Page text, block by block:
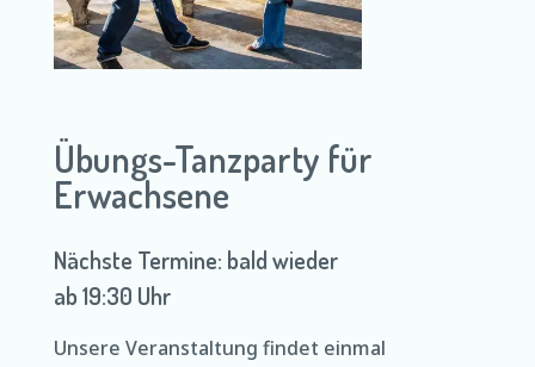
Übungs-Tanzparty für
Erwachsene
Nächste Termine: bald wieder
ab 19:30 Uhr
Unsere Veranstaltung findet einmal